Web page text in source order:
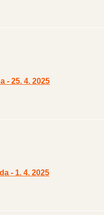
- 25. 4. 2025
- 1. 4. 2025